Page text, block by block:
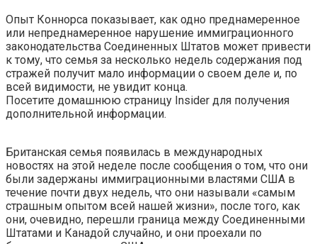
Опыт Коннорса показывает, как одно преднамеренное
или непреднамеренное нарушение иммиграционного
законодательства Соединенных Штатов может привести
к тому, что семья за несколько недель содержания под
стражей получит мало информации о своем деле и, по
всей видимости, не увидит конца.
Посетите домашнюю страницу Insider для получения
дополнительной информации.
Британская семья появилась в международных
новостях на этой неделе после сообщения о том, что они
были задержаны иммиграционными властями США в
течение почти двух недель, что они называли «самым
страшным опытом всей нашей жизни», после того, как
они, очевидно, перешли граница между Соединенными
Штатами и Канадой случайно, и они проехали по